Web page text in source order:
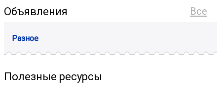
Все
Объявления
Разное
Полезные ресурсы